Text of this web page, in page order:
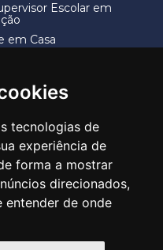
tecnologias de
experiência de
forma a mostrar
direcionados,
entender de onde
Escolar em
em Casa
Guarulhos/SP CEP 07113-040
11 2475-7300